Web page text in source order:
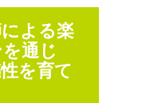
よる楽
通じ
を育て